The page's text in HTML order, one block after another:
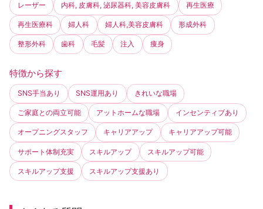
レーザー 内科, 皮膚科, 泌尿器科, 美容皮膚科 再生医療
再生医療科 婦人科 婦人科,美容皮膚科 形成外科
整形外科 歯科 毛髪 注入 痩身
特徴から探す
SNS手当あり SNS運用あり きれいな職場
ご家庭との両立可能 アットホームな職場 インセンティブあり
オープニングスタッフ キャリアアップ キャリアアップ可能
サポート体制充実 スキルアップ スキルアップ可能
スキルアップ支援 スキルアップ支援あり